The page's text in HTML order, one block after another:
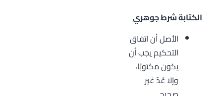
الكتابة شرط جوهري
الأصل أن اتفاق
التحكيم يجب أن
يكون مكتوبًا،
وإلا عُدّ غير